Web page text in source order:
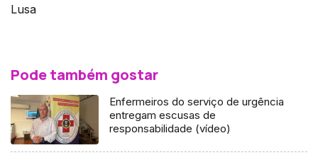
Lusa
Pode também gostar
Enfermeiros do serviço de urgência
entregam escusas de
responsabilidade (vídeo)